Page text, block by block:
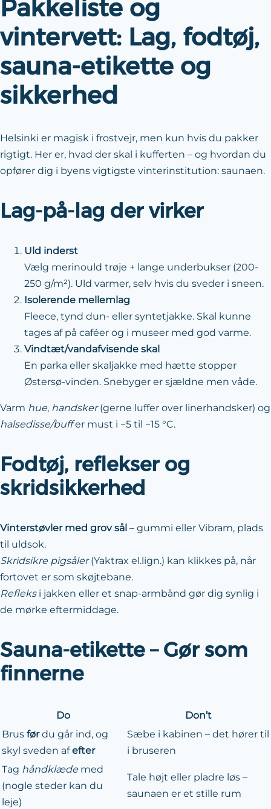
Pakkeliste og
vintervett: Lag, fodtøj,
sauna-etikette og
sikkerhed
Helsinki er magisk i frostvejr, men kun hvis du pakker
rigtigt. Her er, hvad der skal i kufferten – og hvordan du
opfører dig i byens vigtigste vinterinstitution: saunaen.
Lag-på-lag der virker
Uld inderst
Vælg merinould trøje + lange underbukser (200-
250 g/m²). Uld varmer, selv hvis du sveder i sneen.
Isolerende mellemlag
Fleece, tynd dun- eller syntetjakke. Skal kunne
tages af på caféer og i museer med god varme.
Vindtæt/​vandafvisende skal
En parka eller skaljakke med hætte stopper
Østersø-vinden. Snebyger er sjældne men våde.
Varm hue, handsker(gerne luffer over linerhandsker) og
halsedisse/buffer must i −5 til −15 °C.
Fodtøj, reflekser og
skridsikkerhed
Vinterstøvler med grov sål – gummi eller Vibram, plads
til uldsok.
Skridsikre pigsåler(Yaktrax el.lign.) kan klikkes på, når
fortovet er som skøjtebane.
Refleksi jakken eller et snap-armbånd gør dig synlig i
de mørke eftermiddage.
Sauna-etikette – Gør som
finnerne
Do
Don’t
Brus førdu går ind, og
skyl sveden afefter
Sæbe i kabinen – det hører til
i bruseren
Tag håndklædemed
(nogle steder kan du
leje)
Tale højt eller pladre løs –
saunaen er et stille rum